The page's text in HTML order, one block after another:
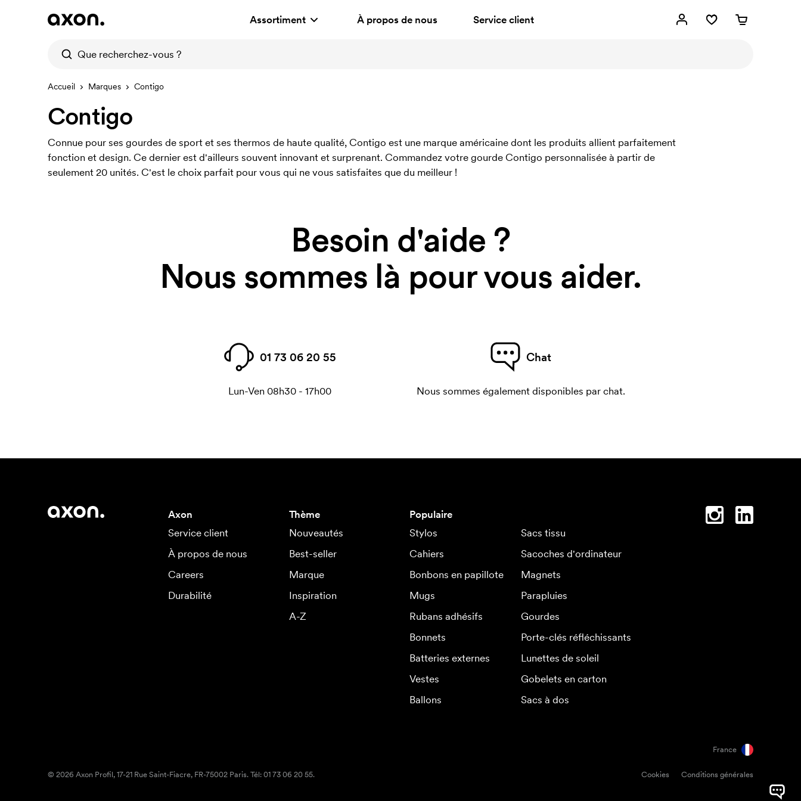
Assortiment À propos de nous Service client
Accueil Marques Contigo
Contigo
Connue pour ses gourdes de sport et ses thermos de haute qualité, Contigo est une marque américaine dont les produits allient parfaitement
fonction et design. Ce dernier est d'ailleurs souvent innovant et surprenant. Commandez votre gourde Contigo personnalisée à partir de
seulement 20 unités. C'est le choix parfait pour vous qui ne vous satisfaites que du meilleur !
Besoin d'aide ?
Nous sommes là pour vous aider.
01 73 06 20 55
Lun-Ven 08h30 - 17h00
Chat
Nous sommes également disponibles par chat.
Axon
Service client
À propos de nous
Careers
Durabilité
Thème
Nouveautés
Best-seller
Marque
Inspiration
A-Z
Populaire
Stylos
Sacs tissu
Cahiers
Sacoches d'ordinateur
Bonbons en papillote
Magnets
Mugs
Parapluies
Rubans adhésifs
Gourdes
Bonnets
Porte-clés réfléchissants
Batteries externes
Lunettes de soleil
Vestes
Gobelets en carton
Ballons
Sacs à dos
France
Cookies Conditions générales
© 2026 Axon Profil, 17-21 Rue Saint-Fiacre, FR-75002 Paris. Tél: 01 73 06 20 55.